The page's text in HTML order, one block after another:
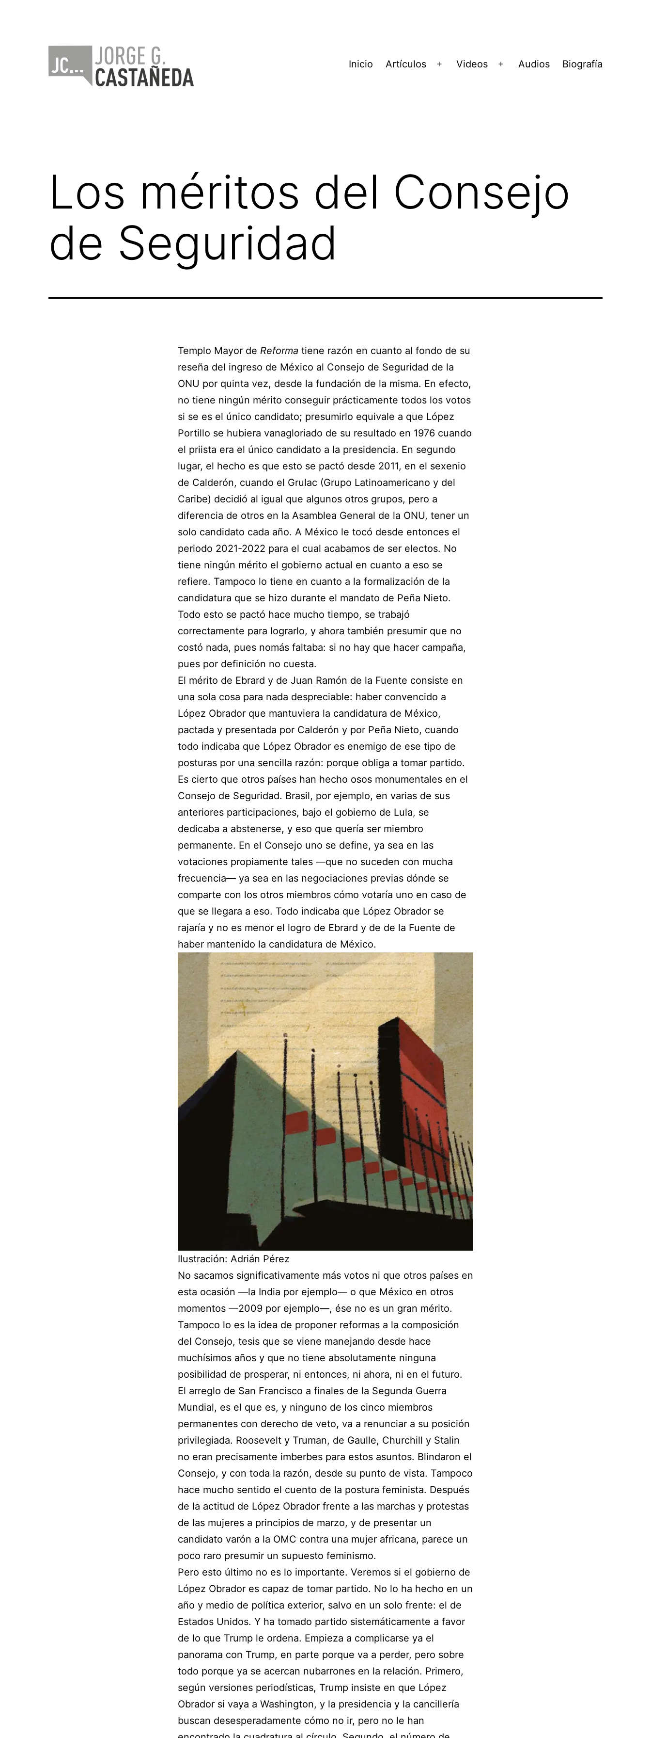
Inicio Artículos
Abrir
Videos
Abrir
Audios Biografía
Los méritos del Consejo
de Seguridad
Templo Mayor de Reforma tiene razón en cuanto al fondo de su
reseña del ingreso de México al Consejo de Seguridad de la
ONU por quinta vez, desde la fundación de la misma. En efecto,
no tiene ningún mérito conseguir prácticamente todos los votos
si se es el único candidato; presumirlo equivale a que López
Portillo se hubiera vanagloriado de su resultado en 1976 cuando
el priista era el único candidato a la presidencia. En segundo
lugar, el hecho es que esto se pactó desde 2011, en el sexenio
de Calderón, cuando el Grulac (Grupo Latinoamericano y del
Caribe) decidió al igual que algunos otros grupos, pero a
diferencia de otros en la Asamblea General de la ONU, tener un
solo candidato cada año. A México le tocó desde entonces el
periodo 2021-2022 para el cual acabamos de ser electos. No
tiene ningún mérito el gobierno actual en cuanto a eso se
refiere. Tampoco lo tiene en cuanto a la formalización de la
candidatura que se hizo durante el mandato de Peña Nieto.
Todo esto se pactó hace mucho tiempo, se trabajó
correctamente para lograrlo, y ahora también presumir que no
costó nada, pues nomás faltaba: si no hay que hacer campaña,
pues por definición no cuesta.
El mérito de Ebrard y de Juan Ramón de la Fuente consiste en
una sola cosa para nada despreciable: haber convencido a
López Obrador que mantuviera la candidatura de México,
pactada y presentada por Calderón y por Peña Nieto, cuando
todo indicaba que López Obrador es enemigo de ese tipo de
posturas por una sencilla razón: porque obliga a tomar partido.
Es cierto que otros países han hecho osos monumentales en el
Consejo de Seguridad. Brasil, por ejemplo, en varias de sus
anteriores participaciones, bajo el gobierno de Lula, se
dedicaba a abstenerse, y eso que quería ser miembro
permanente. En el Consejo uno se define, ya sea en las
votaciones propiamente tales —que no suceden con mucha
frecuencia— ya sea en las negociaciones previas dónde se
comparte con los otros miembros cómo votaría uno en caso de
que se llegara a eso. Todo indicaba que López Obrador se
rajaría y no es menor el logro de Ebrard y de de la Fuente de
haber mantenido la candidatura de México.
Ilustración: Adrián Pérez
No sacamos significativamente más votos ni que otros países en
esta ocasión —la India por ejemplo— o que México en otros
momentos —2009 por ejemplo—, ése no es un gran mérito.
Tampoco lo es la idea de proponer reformas a la composición
del Consejo, tesis que se viene manejando desde hace
muchísimos años y que no tiene absolutamente ninguna
posibilidad de prosperar, ni entonces, ni ahora, ni en el futuro.
El arreglo de San Francisco a finales de la Segunda Guerra
Mundial, es el que es, y ninguno de los cinco miembros
permanentes con derecho de veto, va a renunciar a su posición
privilegiada. Roosevelt y Truman, de Gaulle, Churchill y Stalin
no eran precisamente imberbes para estos asuntos. Blindaron el
Consejo, y con toda la razón, desde su punto de vista. Tampoco
hace mucho sentido el cuento de la postura feminista. Después
de la actitud de López Obrador frente a las marchas y protestas
de las mujeres a principios de marzo, y de presentar un
candidato varón a la OMC contra una mujer africana, parece un
poco raro presumir un supuesto feminismo.
Pero esto último no es lo importante. Veremos si el gobierno de
López Obrador es capaz de tomar partido. No lo ha hecho en un
año y medio de política exterior, salvo en un solo frente: el de
Estados Unidos. Y ha tomado partido sistemáticamente a favor
de lo que Trump le ordena. Empieza a complicarse ya el
panorama con Trump, en parte porque va a perder, pero sobre
todo porque ya se acercan nubarrones en la relación. Primero,
según versiones periodísticas, Trump insiste en que López
Obrador si vaya a Washington, y la presidencia y la cancillería
buscan desesperadamente cómo no ir, pero no le han